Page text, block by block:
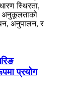
स्थिरता,
अनुकूलताको
अनुपालन, र
प्रयोग